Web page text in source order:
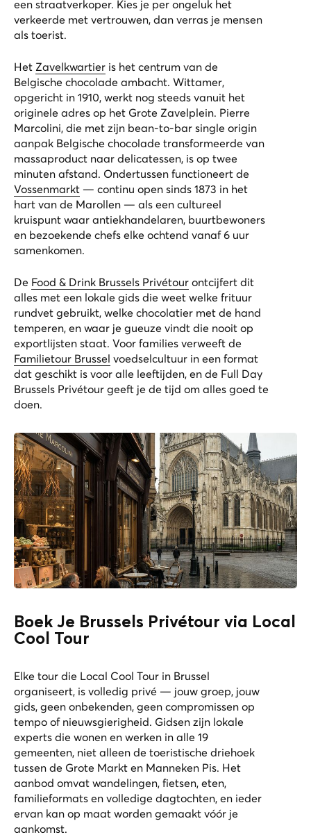
een straatverkoper. Kies je per ongeluk het
verkeerde met vertrouwen, dan verras je mensen
als toerist.
Het Zavelkwartier is het centrum van de
Belgische chocolade ambacht. Wittamer,
opgericht in 1910, werkt nog steeds vanuit het
originele adres op het Grote Zavelplein. Pierre
Marcolini, die met zijn bean-to-bar single origin
aanpak Belgische chocolade transformeerde van
massaproduct naar delicatessen, is op twee
minuten afstand. Ondertussen functioneert de
Vossenmarkt — continu open sinds 1873 in het
hart van de Marollen — als een cultureel
kruispunt waar antiekhandelaren, buurtbewoners
en bezoekende chefs elke ochtend vanaf 6 uur
samenkomen.
De Food & Drink Brussels Privétour ontcijfert dit
alles met een lokale gids die weet welke frituur
rundvet gebruikt, welke chocolatier met de hand
temperen, en waar je gueuze vindt die nooit op
exportlijsten staat. Voor families verweeft de
Familietour Brussel voedselcultuur in een format
dat geschikt is voor alle leeftijden, en de Full Day
Brussels Privétour geeft je de tijd om alles goed te
doen.
Boek Je Brussels Privétour via Local
Cool Tour
Elke tour die Local Cool Tour in Brussel
organiseert, is volledig privé — jouw groep, jouw
gids, geen onbekenden, geen compromissen op
tempo of nieuwsgierigheid. Gidsen zijn lokale
experts die wonen en werken in alle 19
gemeenten, niet alleen de toeristische driehoek
tussen de Grote Markt en Manneken Pis. Het
aanbod omvat wandelingen, fietsen, eten,
familieformats en volledige dagtochten, en ieder
ervan kan op maat worden gemaakt vóór je
aankomst.